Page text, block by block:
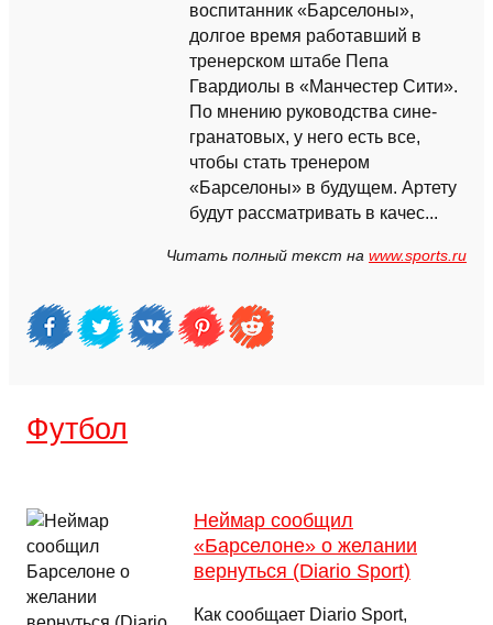
воспитанник «Барселоны»,
долгое время работавший в
тренерском штабе Пепа
Гвардиолы в «Манчестер Сити».
По мнению руководства сине-
гранатовых, у него есть все,
чтобы стать тренером
«Барселоны» в будущем. Артету
будут рассматривать в качес...
Читать полный текст на www.sports.ru
Футбол
Неймар сообщил
«Барселоне» о желании
вернуться (Diario Sport)
Как сообщает Diario Sport,